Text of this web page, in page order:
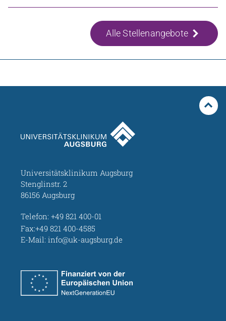
Alle Stellenangebote
Universitätsklinikum Augsburg
Stenglinstr. 2
86156 Augsburg
Telefon: +49 821 400-01
Fax:+49 821 400-4585
E-Mail: info@uk-augsburg.de